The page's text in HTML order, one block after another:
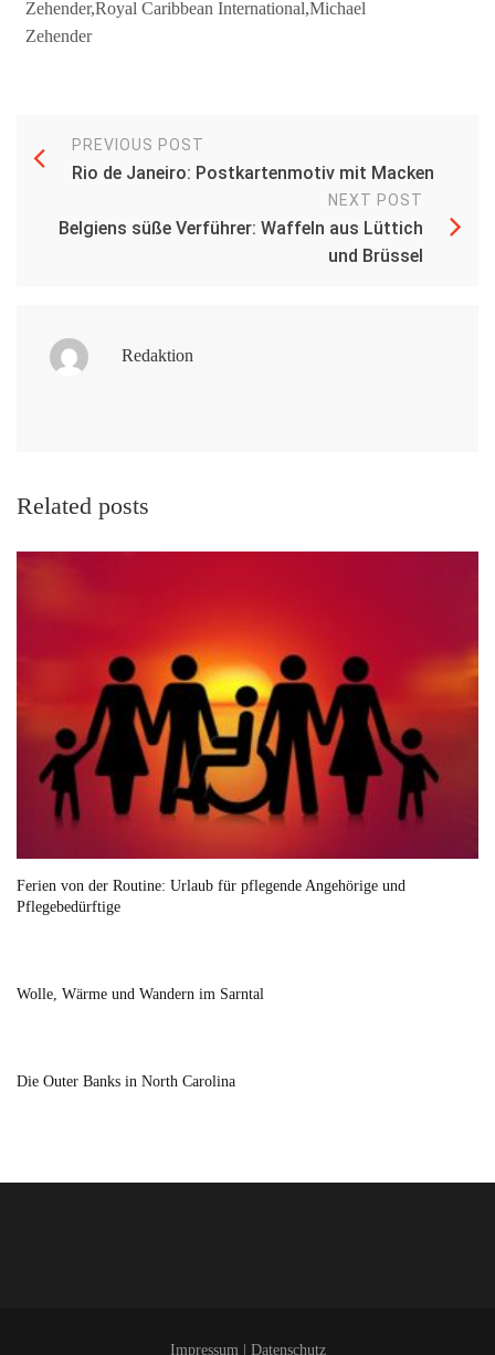
Zehender,Royal Caribbean International,Michael
Zehender
PREVIOUS POST
Rio de Janeiro: Postkartenmotiv mit Macken
NEXT POST
Belgiens süße Verführer: Waffeln aus Lüttich
und Brüssel
Redaktion
Related posts
Ferien von der Routine: Urlaub für pflegende Angehörige und
Pflegebedürftige
Wolle, Wärme und Wandern im Sarntal
Die Outer Banks in North Carolina
Impressum| Datenschutz